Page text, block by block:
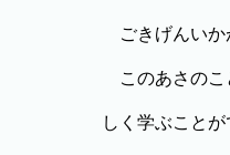
ごきげんいか
このあさのこ
しく学ぶこと